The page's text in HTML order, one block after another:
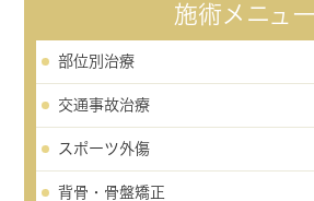
施術メニュー
部位別治療
交通事故治療
スポーツ外傷
背骨・骨盤矯正